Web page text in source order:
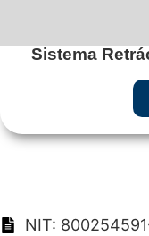
Sistema
NIT: